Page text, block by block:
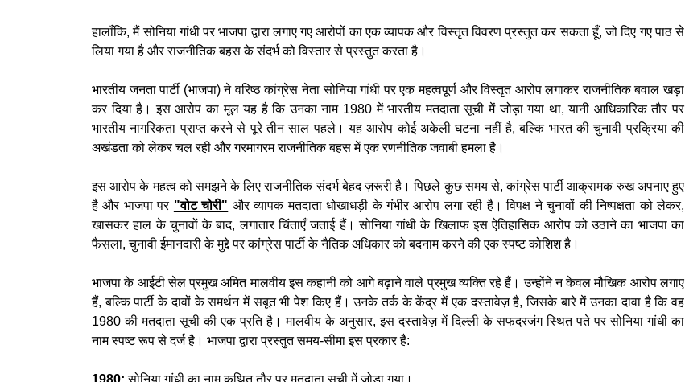
हालाँकि, मैं सोनिया गांधी पर भाजपा द्वारा लगाए गए आरोपों का एक व्यापक और विस्तृत विवरण प्रस्तुत कर सकता हूँ, जो दिए गए पाठ से
लिया गया है और राजनीतिक बहस के संदर्भ को विस्तार से प्रस्तुत करता है।
भारतीय जनता पार्टी (भाजपा) ने वरिष्ठ कांग्रेस नेता सोनिया गांधी पर एक महत्वपूर्ण और विस्तृत आरोप लगाकर राजनीतिक बवाल खड़ा
कर दिया है। इस आरोप का मूल यह है कि उनका नाम 1980 में भारतीय मतदाता सूची में जोड़ा गया था, यानी आधिकारिक तौर पर
भारतीय नागरिकता प्राप्त करने से पूरे तीन साल पहले। यह आरोप कोई अकेली घटना नहीं है, बल्कि भारत की चुनावी प्रक्रिया की
अखंडता को लेकर चल रही और गरमागरम राजनीतिक बहस में एक रणनीतिक जवाबी हमला है।
इस आरोप के महत्व को समझने के लिए राजनीतिक संदर्भ बेहद ज़रूरी है। पिछले कुछ समय से, कांग्रेस पार्टी आक्रामक रुख अपनाए हुए
है और भाजपा पर "वोट चोरी" और व्यापक मतदाता धोखाधड़ी के गंभीर आरोप लगा रही है। विपक्ष ने चुनावों की निष्पक्षता को लेकर,
खासकर हाल के चुनावों के बाद, लगातार चिंताएँ जताई हैं। सोनिया गांधी के खिलाफ इस ऐतिहासिक आरोप को उठाने का भाजपा का
फैसला, चुनावी ईमानदारी के मुद्दे पर कांग्रेस पार्टी के नैतिक अधिकार को बदनाम करने की एक स्पष्ट कोशिश है।
भाजपा के आईटी सेल प्रमुख अमित मालवीय इस कहानी को आगे बढ़ाने वाले प्रमुख व्यक्ति रहे हैं। उन्होंने न केवल मौखिक आरोप लगाए
हैं, बल्कि पार्टी के दावों के समर्थन में सबूत भी पेश किए हैं। उनके तर्क के केंद्र में एक दस्तावेज़ है, जिसके बारे में उनका दावा है कि वह
1980 की मतदाता सूची की एक प्रति है। मालवीय के अनुसार, इस दस्तावेज़ में दिल्ली के सफदरजंग स्थित पते पर सोनिया गांधी का
नाम स्पष्ट रूप से दर्ज है। भाजपा द्वारा प्रस्तुत समय-सीमा इस प्रकार है:
1980: सोनिया गांधी का नाम कथित तौर पर मतदाता सूची में जोड़ा गया।